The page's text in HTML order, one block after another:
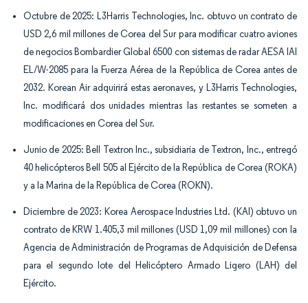
Octubre de 2025: L3Harris Technologies, Inc. obtuvo un contrato de
USD 2,6 mil millones de Corea del Sur para modificar cuatro aviones
de negocios Bombardier Global 6500 con sistemas de radar AESA IAI
EL/W-2085 para la Fuerza Aérea de la República de Corea antes de
2032. Korean Air adquirirá estas aeronaves, y L3Harris Technologies,
Inc. modificará dos unidades mientras las restantes se someten a
modificaciones en Corea del Sur.
Junio de 2025: Bell Textron Inc., subsidiaria de Textron, Inc., entregó
40 helicópteros Bell 505 al Ejército de la República de Corea (ROKA)
y a la Marina de la República de Corea (ROKN).
Diciembre de 2023: Korea Aerospace Industries Ltd. (KAI) obtuvo un
contrato de KRW 1.405,3 mil millones (USD 1,09 mil millones) con la
Agencia de Administración de Programas de Adquisición de Defensa
para el segundo lote del Helicóptero Armado Ligero (LAH) del
Ejército.